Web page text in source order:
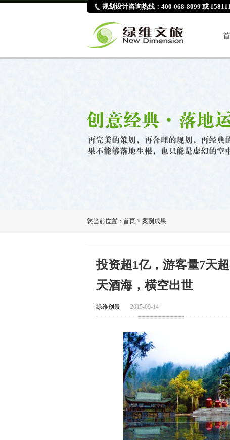
规划设计咨询热线：400-068-8099 或
您当前位置： 首页 > 案例成果
投资超1亿，游客量7天
天酒海，横空出世
绿维创景 2015-09-14